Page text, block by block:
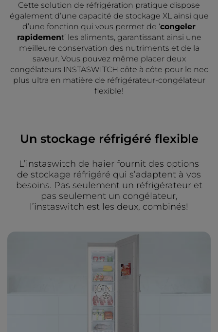
Cette solution de réfrigération pratique dispose
également d’une capacité de stockage XL ainsi que
d’une fonction qui vous permet de ‘congeler
rapidement’ les aliments, garantissant ainsi une
meilleure conservation des nutriments et de la
saveur. Vous pouvez même placer deux
congélateurs INSTASWITCH côte à côte pour le nec
plus ultra en matière de réfrigérateur-congélateur
flexible!
Un stockage réfrigéré flexible
L’instaswitch de haier fournit des options
de stockage réfrigéré qui s’adaptent à vos
besoins. Pas seulement un réfrigérateur et
pas seulement un congélateur,
l’instaswitch est les deux, combinés!